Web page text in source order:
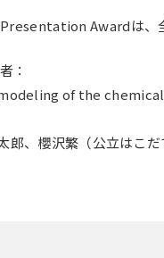
Awardは、
：
of the
郎、櫻沢繁（公立はこだ